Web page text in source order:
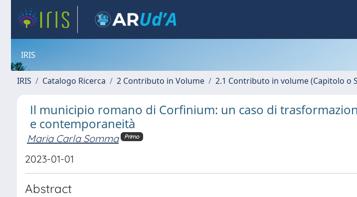
IRIS
IRIS Catalogo Ricerca 2 Contributo in Volume 2.1 Contributo in volume (Capitolo o
Il municipio romano di Corfinium: un caso di
e contemporaneità
Maria Carla Somma Primo
2023-01-01
Abstract